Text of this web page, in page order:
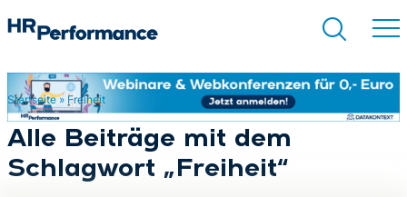
Suchen
Startseite» Freiheit
Alle Beiträge mit dem
Schlagwort „Freiheit“